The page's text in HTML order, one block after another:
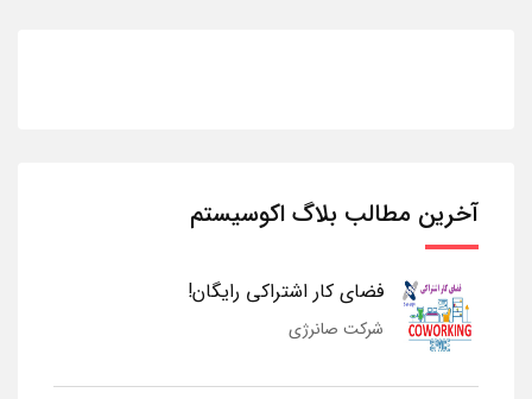
آخرین مطالب بلاگ اکوسیستم
فضای کار اشتراکی رایگان!
شرکت صانرژی